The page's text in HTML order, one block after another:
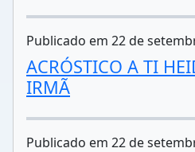
Publicado em 22 de
ACRÓSTICO A TI
IRMÃ
Publicado em 22 de